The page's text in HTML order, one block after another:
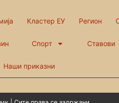
Кластер ЕУ Регион
Спорт Ставови
Наши приказни